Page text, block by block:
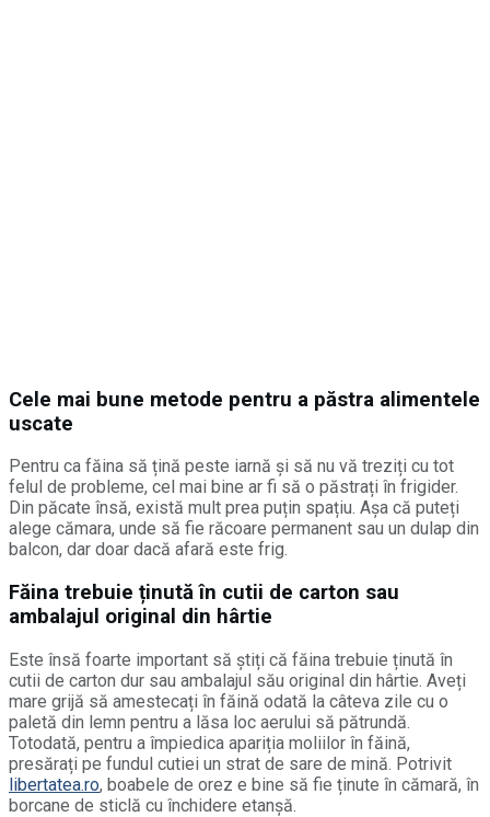
Cele mai bune metode pentru a păstra alimentele
uscate
Pentru ca făina să țină peste iarnă și să nu vă treziți cu tot
felul de probleme, cel mai bine ar fi să o păstrați în frigider.
Din păcate însă, există mult prea puțin spațiu. Așa că puteți
alege cămara, unde să fie răcoare permanent sau un dulap din
balcon, dar doar dacă afară este frig.
Făina trebuie ținută în cutii de carton sau
ambalajul original din hârtie
Este însă foarte important să știți că făina trebuie ținută în
cutii de carton dur sau ambalajul său original din hârtie. Aveți
mare grijă să amestecați în făină odată la câteva zile cu o
paletă din lemn pentru a lăsa loc aerului să pătrundă.
Totodată, pentru a împiedica apariția moliilor în făină,
presărați pe fundul cutiei un strat de sare de mină. Potrivit
libertatea.ro, boabele de orez e bine să fie ținute în cămară, în
borcane de sticlă cu închidere etanșă.